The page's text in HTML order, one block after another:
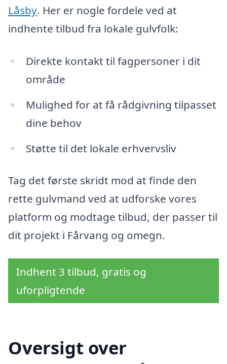
Låsby. Her er nogle fordele ved at
indhente tilbud fra lokale gulvfolk:
Direkte kontakt til fagpersoner i dit
område
Mulighed for at få rådgivning tilpasset
dine behov
Støtte til det lokale erhvervsliv
Tag det første skridt mod at finde den
rette gulvmand ved at udforske vores
platform og modtage tilbud, der passer til
dit projekt i Fårvang og omegn.
Indhent 3 tilbud, gratis og
uforpligtende
Oversigt over